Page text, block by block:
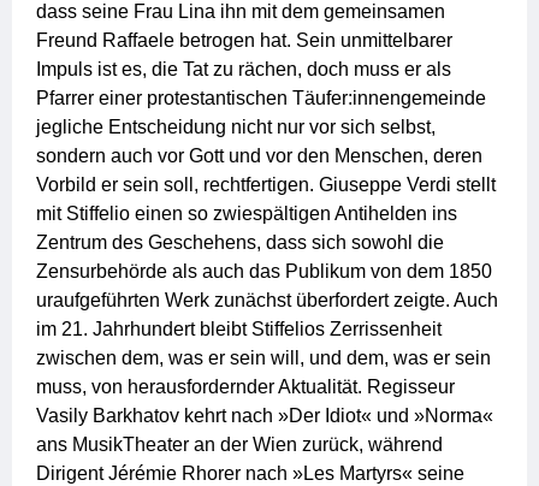
dass seine Frau Lina ihn mit dem gemeinsamen
Freund Raffaele betrogen hat. Sein unmittelbarer
Impuls ist es, die Tat zu rächen, doch muss er als
Pfarrer einer protestantischen Täufer:innengemeinde
jegliche Entscheidung nicht nur vor sich selbst,
sondern auch vor Gott und vor den Menschen, deren
Vorbild er sein soll, rechtfertigen. Giuseppe Verdi stellt
mit Stiffelio einen so zwiespältigen Antihelden ins
Zentrum des Geschehens, dass sich sowohl die
Zensurbehörde als auch das Publikum von dem 1850
uraufgeführten Werk zunächst überfordert zeigte. Auch
im 21. Jahrhundert bleibt Stiffelios Zerrissenheit
zwischen dem, was er sein will, und dem, was er sein
muss, von herausfordernder Aktualität. Regisseur
Vasily Barkhatov kehrt nach »Der Idiot« und »Norma«
ans MusikTheater an der Wien zurück, während
Dirigent Jérémie Rhorer nach »Les Martyrs« seine